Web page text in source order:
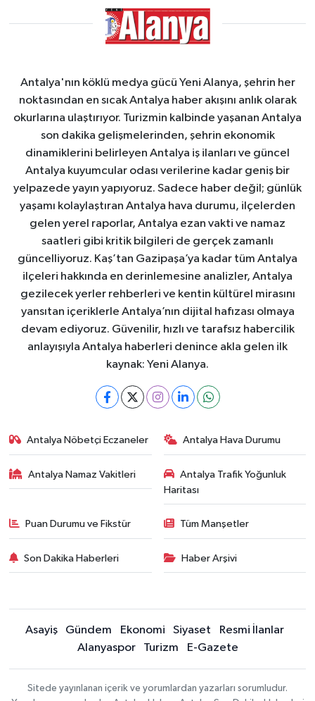
Antalya'nın köklü medya gücü Yeni Alanya, şehrin her
noktasından en sıcak Antalya haber akışını anlık olarak
okurlarına ulaştırıyor. Turizmin kalbinde yaşanan Antalya
son dakika gelişmelerinden, şehrin ekonomik
dinamiklerini belirleyen Antalya iş ilanları ve güncel
Antalya kuyumcular odası verilerine kadar geniş bir
yelpazede yayın yapıyoruz. Sadece haber değil; günlük
yaşamı kolaylaştıran Antalya hava durumu, ilçelerden
gelen yerel raporlar, Antalya ezan vakti ve namaz
saatleri gibi kritik bilgileri de gerçek zamanlı
güncelliyoruz. Kaş’tan Gazipaşa’ya kadar tüm Antalya
ilçeleri hakkında en derinlemesine analizler, Antalya
gezilecek yerler rehberleri ve kentin kültürel mirasını
yansıtan içeriklerle Antalya’nın dijital hafızası olmaya
devam ediyoruz. Güvenilir, hızlı ve tarafsız habercilik
anlayışıyla Antalya haberleri denince akla gelen ilk
kaynak: Yeni Alanya.
Antalya Nöbetçi Eczaneler Antalya Hava Durumu
Antalya Namaz Vakitleri
Antalya Trafik Yoğunluk
Haritası
Puan Durumu ve Fikstür Tüm Manşetler
Son Dakika Haberleri Haber Arşivi
Asayiş Gündem Ekonomi Siyaset
Resmi İlanlar
Alanyaspor
Turizm E-Gazete
Sitede yayınlanan içerik ve yorumlardan yazarları sorumludur.